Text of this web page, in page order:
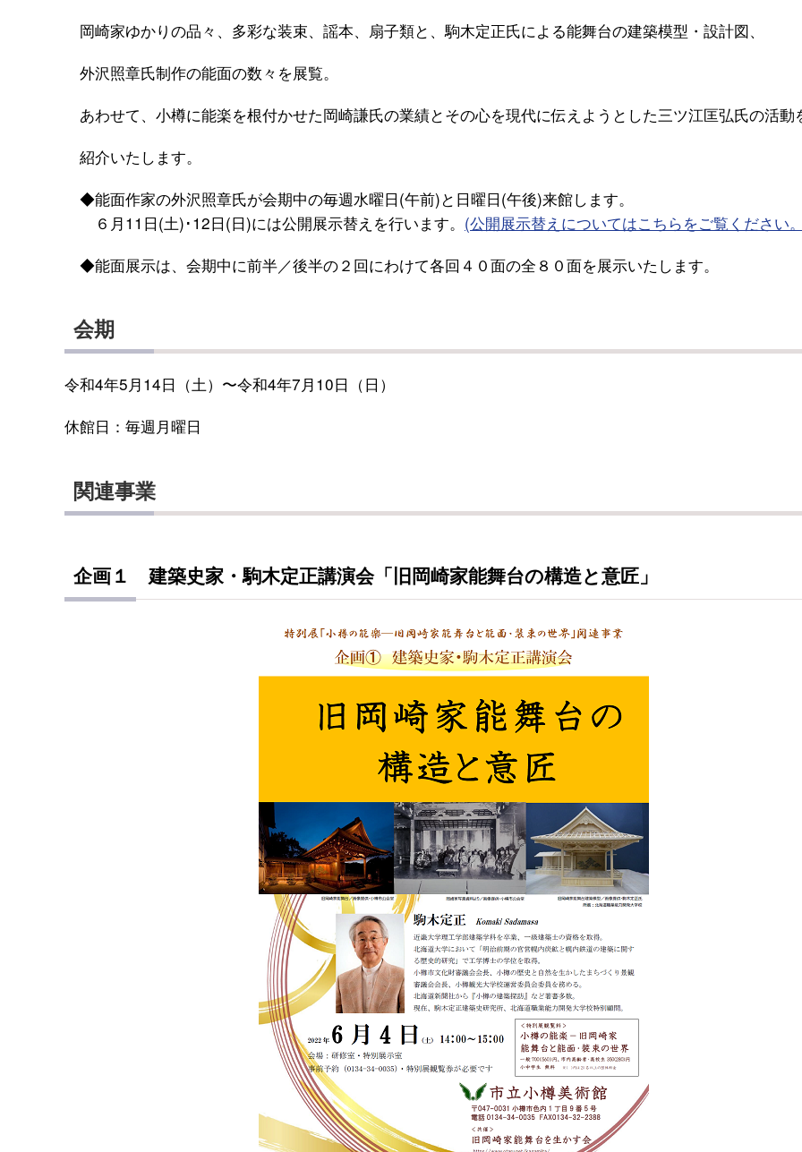
岡崎家ゆかりの品々、多彩な装束、謡本、扇子類と、駒木定正氏による能舞台の建築模型・設計図、
外沢照章氏制作の能面の数々を展覧。
あわせて、小樽に能楽を根付かせた岡崎謙氏の業績とその心を現代に伝えようとした三ツ江匡弘氏の活動
紹介いたします。
◆能面作家の外沢照章氏が会期中の毎週水曜日(午前)と日曜日(午後)来館します。
６月11日(土)･12日(日)には公開展示替えを行います。 (公開展示替えについてはこちらをご覧ください
◆能面展示は、会期中に前半／後半の２回にわけて各回４０面の全８０面を展示いたします。
会期
令和4年5月14日（土）〜令和4年7月10日（日）
休館日：毎週月曜日
関連事業
企画１ 建築史家・駒木定正講演会「旧岡崎家能舞台の構造と意匠」